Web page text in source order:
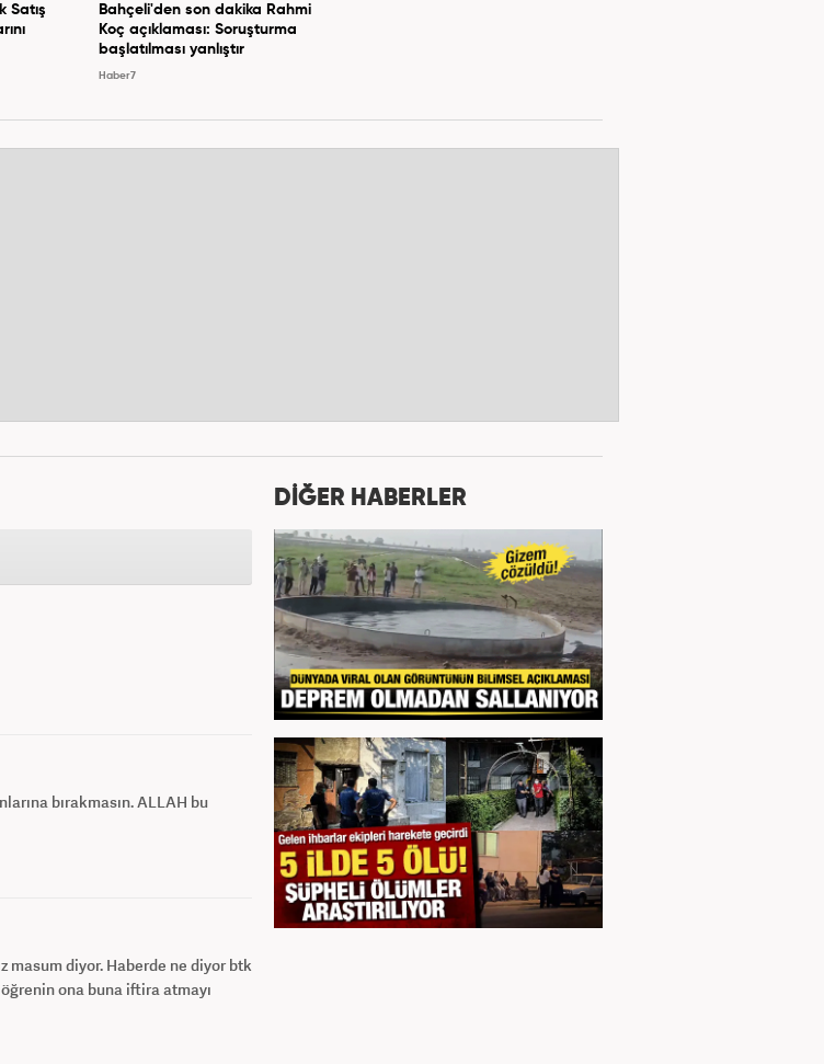
Satış
Bahçeli'den son dakika Rahmi
Koç açıklaması: Soruşturma
başlatılması yanlıştır
Haber7
bırakmasın. ALLAH bu
masum diyor. Haberde ne diyor btk
ona buna iftira atmayı
DİĞER HABERLER